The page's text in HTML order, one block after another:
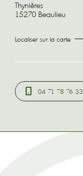
Thynières
15270 Beaulieu
Localiser sur la carte
04 71 78 76 33